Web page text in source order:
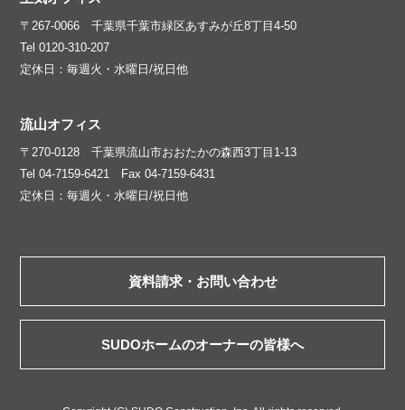
〒267-0066 千葉県千葉市緑区あすみが丘8丁目4-50
Tel 0120-310-207
定休日：毎週火・水曜日/祝日他
流山オフィス
〒270-0128 千葉県流山市おおたかの森西3丁目1-13
Tel 04-7159-6421 Fax 04-7159-6431
定休日：毎週火・水曜日/祝日他
資料請求・お問い合わせ
SUDOホームのオーナーの皆様へ